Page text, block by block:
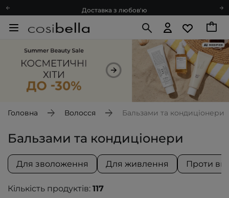
Доставка з любов'ю
Подарункові картки
Рекомендуй нас і отримуй ще більше балів
Запитай косметолога
Подарункові картки
Головна Волосся Бальзами та кондиціонери
Бальзами та кондиціонери
Для зволоження Для живлення Проти
Кількість продуктів: 117